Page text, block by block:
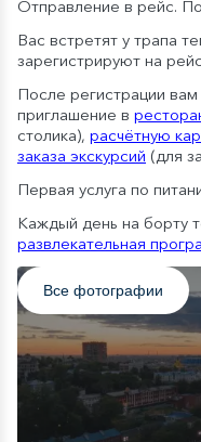
Отправление в рейс.
Вас встретят у трапа
зарегистрируют на
После регистрации
приглашение в
столика), расчётную
заказа экскурсий (для
Первая услуга по
Каждый день на борту
развлекательная
Все фотографии